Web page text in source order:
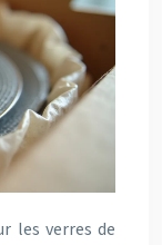
les verres de